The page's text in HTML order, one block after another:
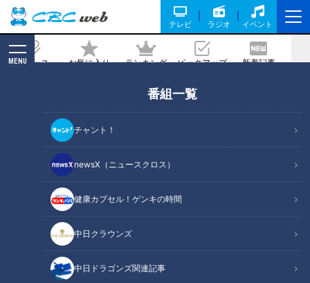
テレビ ラジオ イベント
ニュース お気に入り ランキング ピックアップ 新着記事
MENU
番組一覧
チャント！
newsX（ニュースクロス）
健康カプセル！ゲンキの時間
中日クラウンズ
中日ドラゴンズ関連記事
大スーパーで働く新人スタッフに密着
記事に戻る